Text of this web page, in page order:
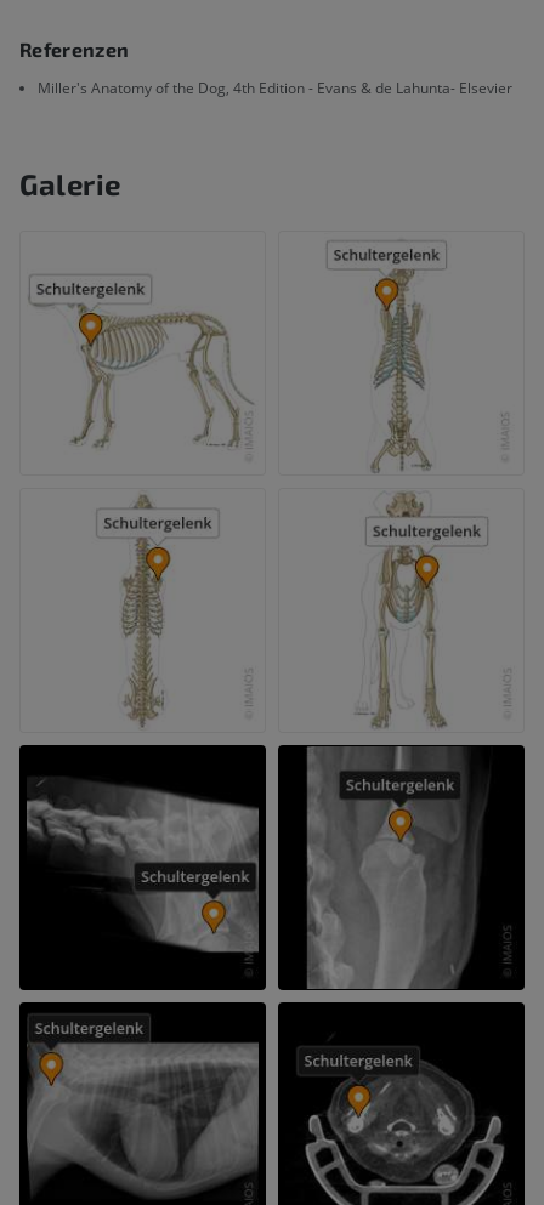
Referenzen
Miller's Anatomy of the Dog, 4th Edition - Evans & de Lahunta- Elsevier
Galerie